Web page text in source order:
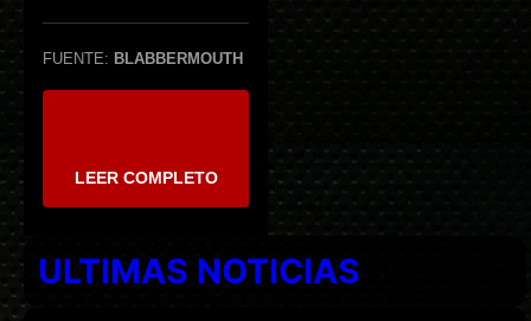
FUENTE: BLABBERMOUTH
LEER COMPLETO
ULTIMAS NOTICIAS